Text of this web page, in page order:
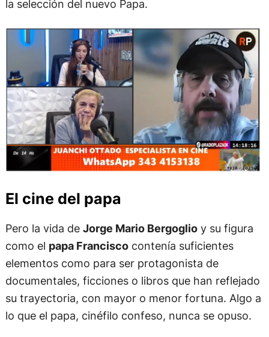
la selección del nuevo Papa.
El cine del papa
Pero la vida de Jorge Mario Bergoglioy su figura
como el papa Franciscocontenía suficientes
elementos como para ser protagonista de
documentales, ficciones o libros que han reflejado
su trayectoria, con mayor o menor fortuna. Algo a
lo que el papa, cinéfilo confeso, nunca se opuso.